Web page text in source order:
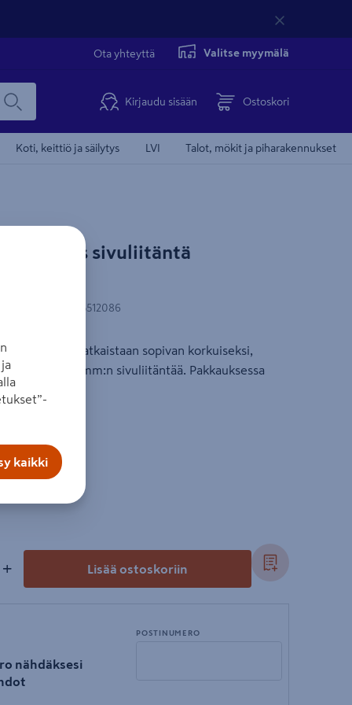
Ota yhteyttä Valitse myymälä
Kirjaudu sisään Ostoskori
Koti, keittiö ja säilytys LVI Talot, mökit ja piharakennukset
sivuliitäntä
6418685512086
käyttöön. Katkaistaan sopivan korkuiseksi,
avattavaa 32 mm:n sivuliitäntää. Pakkauksessa
+ Lisää ostoskoriin
nähdäksesi
POSTINUMERO
kaikki